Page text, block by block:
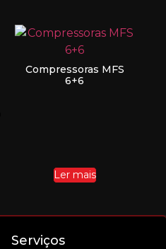
Compressoras MFS
6+6
Ler mais
Serviços